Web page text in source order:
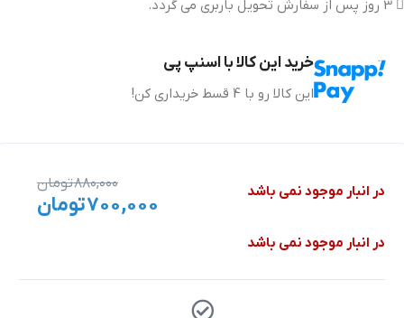
خرید این کالا با اسنپ پی
این کالا رو با 4 قسط خریداری کن!
۸۸۰,۰۰۰تومان
۷۰۰,۰۰۰تومان
در انبار موجود نمی باشد
در انبار موجود نمی باشد